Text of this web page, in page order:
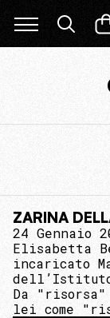
ZARINA
24 Gennaio
Elisabetta
incaricato
dell’Istituto
Da
lei come